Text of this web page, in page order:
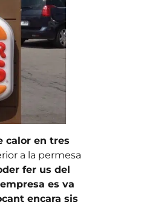
calor en tres
a la permesa
fer us del
es va
encara sis